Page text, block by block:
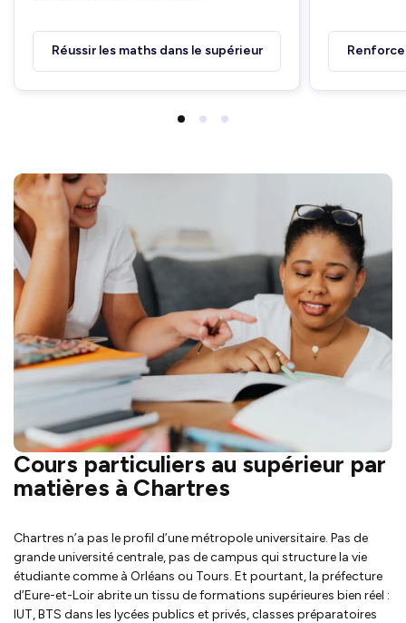
Réussir les maths dans le supérieur
Cours particuliers au supérieur par
matières à Chartres
Chartres n’a pas le profil d’une métropole universitaire. Pas de
grande université centrale, pas de campus qui structure la vie
étudiante comme à Orléans ou Tours. Et pourtant, la préfecture
d’Eure-et-Loir abrite un tissu de formations supérieures bien réel :
IUT, BTS dans les lycées publics et privés, classes préparatoires